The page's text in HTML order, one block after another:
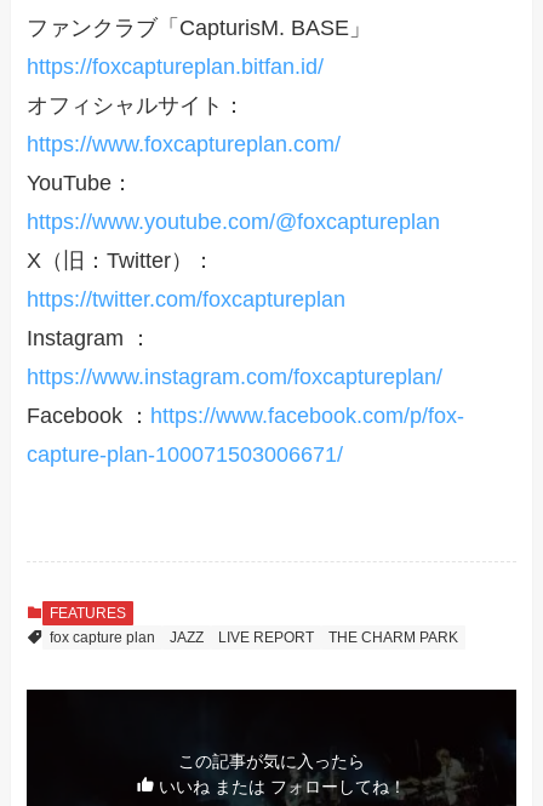
ファンクラブ「CapturisM. BASE」
https://foxcaptureplan.bitfan.id/
オフィシャルサイト：
https://www.foxcaptureplan.com/
YouTube：
https://www.youtube.com/@foxcaptureplan
X（旧：Twitter）：
https://twitter.com/foxcaptureplan
Instagram ：
https://www.instagram.com/foxcaptureplan/
Facebook ： https://www.facebook.com/p/fox-
capture-plan-100071503006671/
FEATURES
fox capture plan
JAZZ LIVE REPORT THE CHARM PARK
この記事が気に入ったら
いいね または フォローしてね！